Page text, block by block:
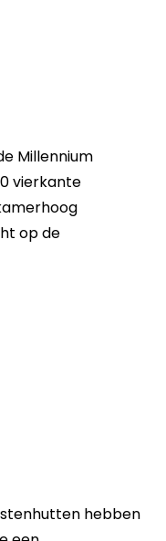
Millennium
vierkante
op de
hebben